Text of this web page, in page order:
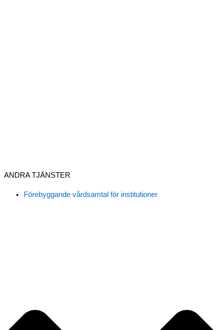
ANDRA TJÄNSTER
Förebyggande vårdsamtal för institutioner